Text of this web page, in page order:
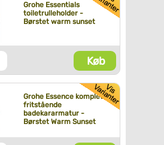
Grohe Essentials
toiletrulleholder -
Børstet warm sunset
Køb
Grohe Essence komplet
fritstående
badekararmatur -
Børstet Warm Sunset